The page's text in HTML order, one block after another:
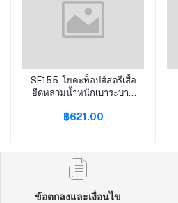
หยิบใส่ตะกร้า
SF155-โยคะท็อปส์สตรีเสื้อ
ยืดหลวมน้ำหนักเบาระบาย
แห้งเร็วแขนสั้น
฿621.00
ข้อตกลงและเงื่อนไข